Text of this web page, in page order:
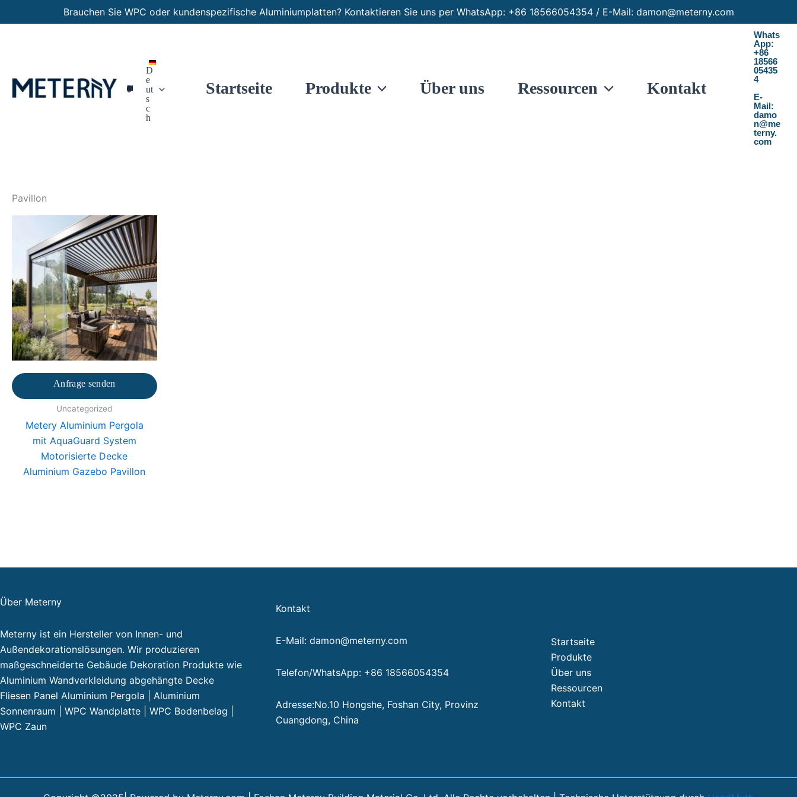
Inhalt
Brauchen Sie WPC oder kundenspezifische Aluminiumplatten? Kontaktieren Sie uns per WhatsApp: +86 18566054354 / E-Mail: damon@meterny.com
Maßgeschneiderte Paneele
D
e
ut
s
c
h
Startseite Produkte Über uns Ressourcen Kontakt
Whats
App:
+86
18566
05435
4
E-
Mail:
damo
n@me
terny.
com
Pavillon
Anfrage senden
Uncategorized
Metery Aluminium Pergola
mit AquaGuard System
Motorisierte Decke
Aluminium Gazebo Pavillon
Über Meterny
Meterny ist ein Hersteller von Innen- und
Außendekorationslösungen. Wir produzieren
maßgeschneiderte Gebäude Dekoration Produkte wie
Aluminium Wandverkleidung abgehängte Decke
Fliesen Panel Aluminium Pergola | Aluminium
Sonnenraum | WPC Wandplatte | WPC Bodenbelag |
WPC Zaun
Kontakt
E-Mail: damon@meterny.com
Telefon/WhatsApp: +86 18566054354
Adresse:No.10 Hongshe, Foshan City, Provinz
Cuangdong, China
Startseite
Produkte
Über uns
Ressourcen
Kontakt